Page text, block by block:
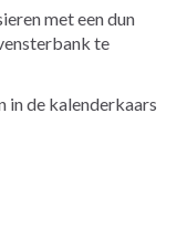
met een dun
te
in de kalenderkaars